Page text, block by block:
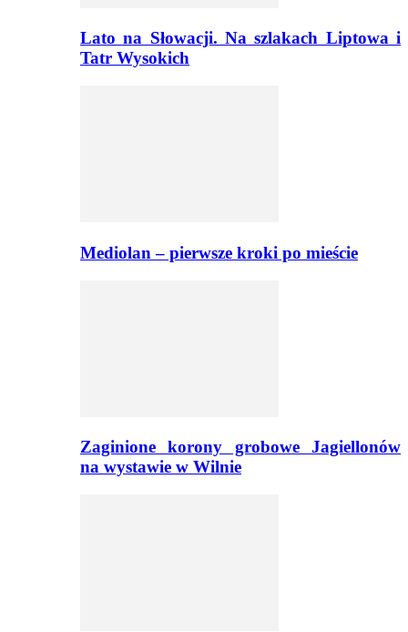
Lato na Słowacji. Na szlakach Liptowa i
Tatr Wysokich
Mediolan – pierwsze kroki po mieście
Zaginione korony grobowe Jagiellonów
na wystawie w Wilnie